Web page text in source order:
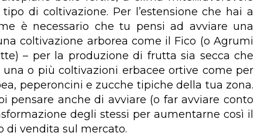
di coltivazione. Per l’estensione che hai a
è necessario che tu pensi ad avviare una
coltivazione arborea come il Fico (o Agrumi
– per la produzione di frutta sia secca che
o più coltivazioni erbacee ortive come per
peperoncini e zucche tipiche della tua zona.
pensare anche di avviare (o far avviare conto
degli stessi per aumentarne così il
di vendita sul mercato.